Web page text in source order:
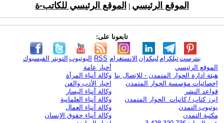
الموقع الرئيسي الموقع الرئيسي للكاتب-ة
تابعونا على:
الفيسبوك التويتر اليوتيوب RSS الانستغرام لينكدإن تيلكرامبنترست
الموقع الرئيسي
هيئة ادارة الحوار المتمدن - للإتصال بنا
إحصائيات مؤسسة الحوار المتمدن
قواعد النشر
ابرز كتاب / كاتبات الحوار المتمدن
يوتيوب التمدن
مكتبة التمدن
أخبار عامة
وكالة أنباء المرأة
اخبار الأدب والفن
وكالة أنباء اليسار
وكالة أنباء العلمانية
وكالة أنباء العمال
وكالة أنباء حقوق الإنسان